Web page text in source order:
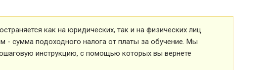
как на юридических, так и на физических лиц.
- сумма подоходного налога от платы за обучение. Мы
инструкцию, с помощью которых вы вернете